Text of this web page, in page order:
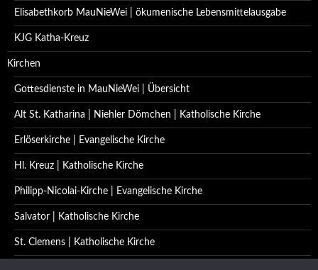
Elisabethkorb MauNieWei | ökumenische Lebensmittelausgabe
KJG Katha-Kreuz
Kirchen
Gottesdienste in MauNieWei | Übersicht
Alt St. Katharina | Niehler Dömchen | Katholische Kirche
Erlöserkirche | Evangelische Kirche
Hl. Kreuz | Katholische Kirche
Philipp-Nicolai-Kirche | Evangelische Kirche
Salvator | Katholische Kirche
St. Clemens | Katholische Kirche